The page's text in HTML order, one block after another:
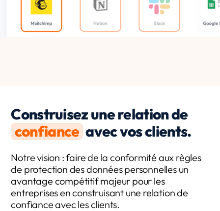
Construisez une relation de
confiance avec vos clients.
Notre vision : faire de la conformité aux règles
de protection des données personnelles un
avantage compétitif majeur pour les
entreprises en construisant une relation de
confiance avec les clients.